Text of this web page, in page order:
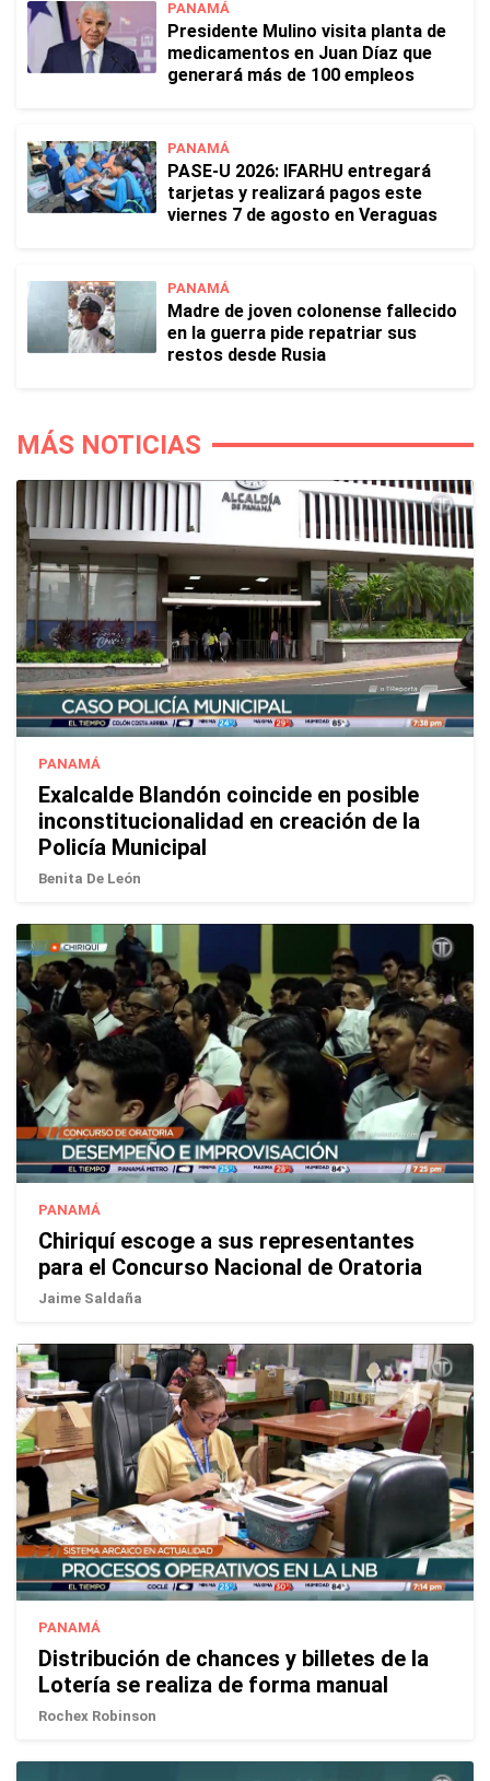
PANAMÁ
Presidente Mulino visita planta de
medicamentos en Juan Díaz que
generará más de 100 empleos
PANAMÁ
PASE-U 2026: IFARHU entregará
tarjetas y realizará pagos este
viernes 7 de agosto en Veraguas
PANAMÁ
Madre de joven colonense fallecido
en la guerra pide repatriar sus
restos desde Rusia
MÁS NOTICIAS
PANAMÁ
Exalcalde Blandón coincide en posible
inconstitucionalidad en creación de la
Policía Municipal
Benita De León
PANAMÁ
Chiriquí escoge a sus representantes
para el Concurso Nacional de Oratoria
Jaime Saldaña
PANAMÁ
Distribución de chances y billetes de la
Lotería se realiza de forma manual
Rochex Robinson